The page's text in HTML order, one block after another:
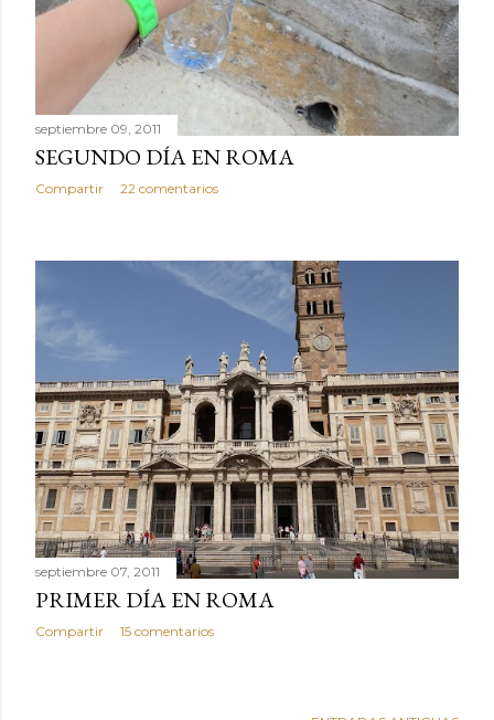
septiembre 09, 2011
SEGUNDO DÍA EN ROMA
Compartir 22 comentarios
septiembre 07, 2011
PRIMER DÍA EN ROMA
Compartir 15 comentarios